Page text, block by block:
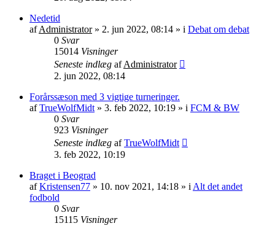
Nedetid
afAdministrator» 2. jun 2022, 08:14 » i Debat om debat
0 Svar
15014 Visninger
Seneste indlæg afAdministrator
2. jun 2022, 08:14
Forårssæson med 3 vigtige turneringer.
afTrueWolfMidt » 3. feb 2022, 10:19 » i FCM & BW
0 Svar
923 Visninger
Seneste indlæg afTrueWolfMidt
3. feb 2022, 10:19
Braget i Beograd
afKristensen77 » 10. nov 2021, 14:18 » i Alt det andet
fodbold
0 Svar
15115 Visninger